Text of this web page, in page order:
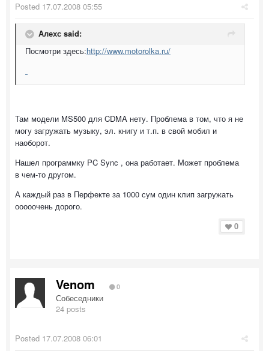
Posted 17.07.2008 05:55
Алехс said:
Посмотри здесь:http://www.motorolka.ru/
Там модели MS500 для CDMA нету. Проблема в том, что я не
могу загружать музыку, эл. книгу и т.п. в свой мобил и
наоборот.
Нашел программку PC Sync , она работает. Может проблема
в чем-то другом.
А каждый раз в Перфекте за 1000 сум один клип загружать
ооооочень дорого.
0
Venom 0
Собеседники
24 posts
Posted 17.07.2008 06:01